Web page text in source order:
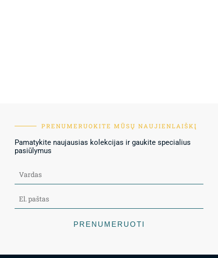
PRENUMERUOKITE MŪSŲ NAUJIENLAIŠKĮ
Pamatykite naujausias kolekcijas ir gaukite specialius
pasiūlymus
PRENUMERUOTI